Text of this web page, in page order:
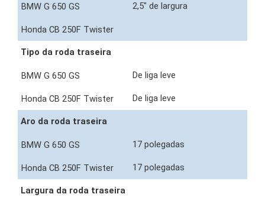
2,5" de largura
Tipo da roda traseira
De liga leve
De liga leve
Aro da roda traseira
17 polegadas
17 polegadas
Largura da roda traseira